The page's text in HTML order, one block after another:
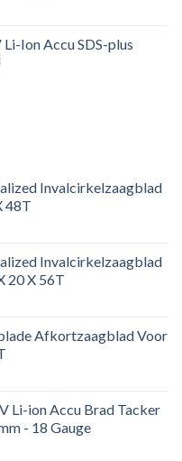
Ion Accu SDS-plus
Invalcirkelzaagblad
48T
Invalcirkelzaagblad
20 X 56T
Afkortzaagblad Voor
Li-ion Accu Brad Tacker
- 18 Gauge